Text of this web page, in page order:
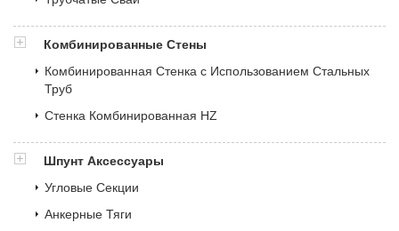
Комбинированные Стены
Комбинированная Стенка с Использованием Стальных
Труб
Стенка Комбинированная HZ
Шпунт Аксессуары
Угловые Секции
Анкерные Тяги